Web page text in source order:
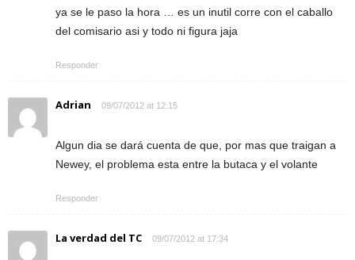
ya se le paso la hora … es un inutil corre con el caballo
del comisario asi y todo ni figura jaja
Responder
Adrian 09/07/2012 at 12:15
Algun dia se dará cuenta de que, por mas que traigan a
Newey, el problema esta entre la butaca y el volante
Responder
La verdad del TC 09/07/2012 at 17:34